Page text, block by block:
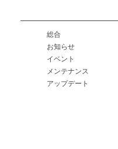
総合
お知らせ
イベント
メンテナンス
アップデート